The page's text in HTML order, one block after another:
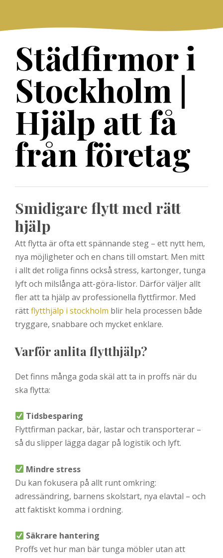
content
Städfirmor i
Stockholm |
Hjälp att få
från företag
Posts
Smidigare flytt med rätt
hjälp
Att flytta är ofta ett spännande steg – ett nytt hem,
nya möjligheter och en chans till omstart. Men mitt
i allt det roliga finns också stress, kartonger, tunga
lyft och milslånga att-göra-listor. Därför väljer allt
fler att ta hjälp av professionella flyttfirmor. Med
rättflytthjälp i stockholm blir hela processen både
tryggare, snabbare och mycket enklare.
Varför anlita flytthjälp?
Det finns många goda skäl att ta in proffs när du
ska flytta:
Tidsbesparing
Flyttfirman packar, bär, lastar och transporterar –
så du slipper lägga dagar på logistik och lyft.
Mindre stress
Du kan fokusera på allt runt omkring:
adressändring, barnens skolstart, nya elavtal – och
att faktiskt komma i ordning.
Säkrare hantering
Proffs vet hur man bär tunga möbler utan att